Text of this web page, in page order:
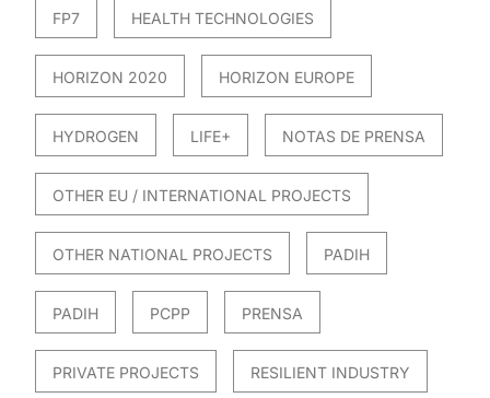
FP7 HEALTH TECHNOLOGIES
HORIZON 2020 HORIZON EUROPE
HYDROGEN LIFE+ NOTAS DE PRENSA
OTHER EU / INTERNATIONAL PROJECTS
OTHER NATIONAL PROJECTS PADIH
PADIH PCPP PRENSA
PRIVATE PROJECTS RESILIENT INDUSTRY